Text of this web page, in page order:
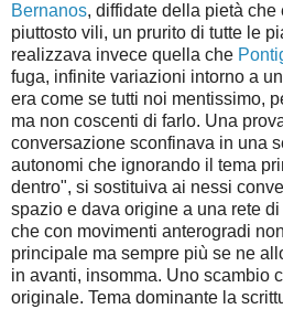
Bernanos, diffidate della pietà che
piuttosto vili, un prurito di tutte le
realizzava invece quella che
fuga, infinite variazioni intorno a
era come se tutti noi mentissimo,
ma non coscenti di farlo. Una
conversazione sconfinava in una
autonomi che ignorando il tema
dentro", si sostituiva ai nessi
spazio e dava origine a una rete
che con movimenti anterogradi
principale ma sempre più se ne
in avanti, insomma. Uno scambio
originale. Tema dominante la